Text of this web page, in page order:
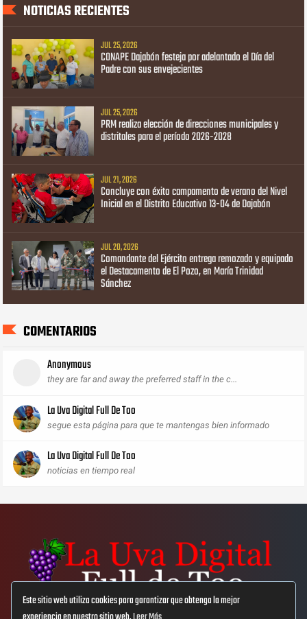
Este sitio web utiliza cookies para garantizar que obtenga la mejor
NOTICIAS RECIENTES
JUL 25, 2026
CONAPE Dajabón festeja por adelantado el Día del
Padre con sus envejecientes
JUL 25, 2026
PRM realiza elección de direcciones municipales y
distritales para el período 2026-2028
JUL 21, 2026
Concluye con éxito campamento de verano del Nivel
Inicial en el Distrito Educativo 13-04 de Dajabón
JUL 20, 2026
Comandante del Ejército entrega remozado y equipado
el Destacamento de El Pozo, en María Trinidad
Sánchez
COMENTARIOS
Anonymous
they are far and away the preferred staff in the c...
La Uva Digital Full De Too
segue esta página para que te mantengas bien informado
La Uva Digital Full De Too
noticias en tiempo real